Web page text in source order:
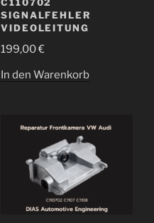
SIGNALFEHLER
VIDEOLEITUNG
199,00€
In den Warenkorb